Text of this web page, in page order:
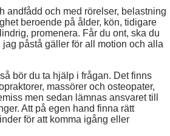
andfådd och med rörelser, belastning
beroende på ålder, kön, tidigare
promenera. Får du ont, ska du
påstå gäller för all motion och alla
bör du ta hjälp i frågan. Det finns
massörer och osteopater,
men sedan lämnas ansvaret till
Att på egen hand finna rätt
för att komma igång eller